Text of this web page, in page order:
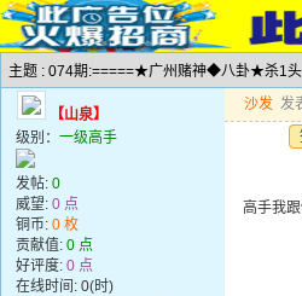
主题 : 074期:=====★广州赌神◆八卦★杀1头
【山泉】
级别： 一级高手
发帖: 0
威望: 0 点
铜币: 0 枚
贡献值: 0 点
好评度: 0 点
在线时间: 0(时)
沙发 发
高手我